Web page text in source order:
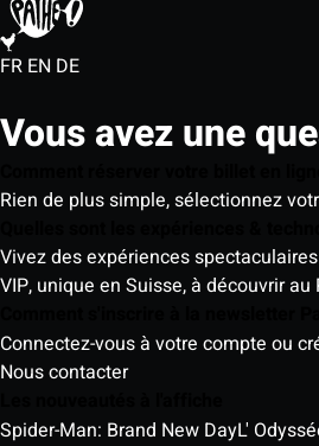
FR EN DE
Vous avez une
Rien de plus simple, sélectionnez
Vivez des expériences
VIP, unique en Suisse, à découvrir
Connectez-vous à votre compte ou
Nous contacter
Spider-Man: Brand New DayL'